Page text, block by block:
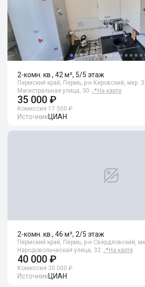
2-комн. кв., 42 м², 5/5 этаж
Пермский край, Пермь, р-н Кировский, мкр.
Магистральная улица, 30 📍 На карте
35 000 ₽
Комиссия 17 500 ₽
ИсточникЦИАН
2-комн. кв., 46 м², 2/5 этаж
Пермский край, Пермь, р-н Свердловский,
Народовольческая улица, 32 📍 На карте
40 000 ₽
Комиссия 20 000 ₽
ИсточникЦИАН